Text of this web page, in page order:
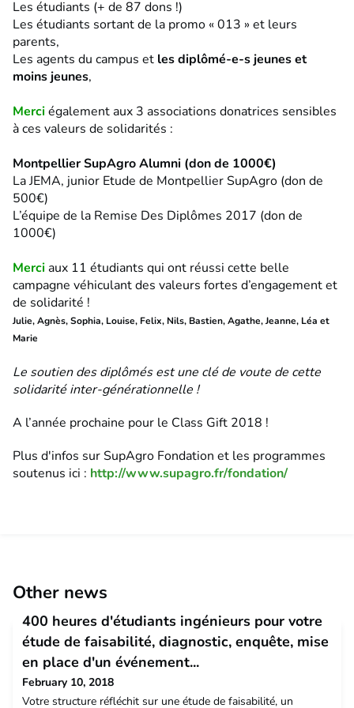
Les étudiants (+ de 87 dons !)
Les étudiants sortant de la promo « 013 » et leurs
parents,
Les agents du campus et les diplômé-e-s jeunes et
moins jeunes,
Merciégalement aux 3 associations donatrices sensibles
à ces valeurs de solidarités :
Montpellier SupAgro Alumni (don de 1000€)
La JEMA, junior Etude de Montpellier SupAgro (don de
500€)
L’équipe de la Remise Des Diplômes 2017 (don de
1000€)
Merciaux 11 étudiants qui ont réussi cette belle
campagne véhiculant des valeurs fortes d’engagement et
de solidarité !
Julie, Agnès, Sophia, Louise, Felix, Nils, Bastien, Agathe, Jeanne, Léa et
Marie
Le soutien des diplômés est une clé de voute de cette
solidarité inter-générationnelle !
A l’année prochaine pour le Class Gift 2018 !
Plus d'infos sur SupAgro Fondation et les programmes
soutenus ici : http://www.supagro.fr/fondation/
Other news
400 heures d'étudiants ingénieurs pour votre
étude de faisabilité, diagnostic, enquête, mise
en place d'un événement...
February 10, 2018
Votre structure réfléchit sur une étude de faisabilité, un